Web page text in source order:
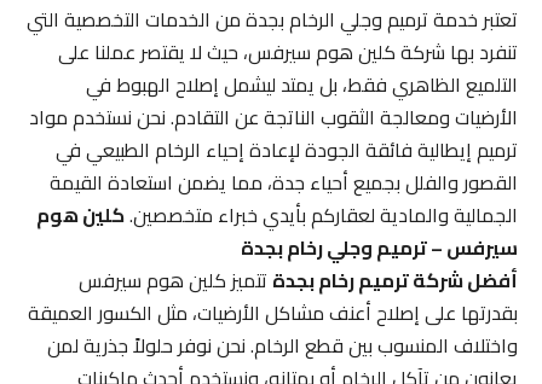
تعتبر خدمة ترميم وجلي الرخام بجدة من الخدمات التخصصية التي
تنفرد بها شركة كلين هوم سيرفس، حيث لا يقتصر عملنا على
التلميع الظاهري فقط، بل يمتد ليشمل إصلاح الهبوط في
الأرضيات ومعالجة الثقوب الناتجة عن التقادم. نحن نستخدم مواد
ترميم إيطالية فائقة الجودة لإعادة إحياء الرخام الطبيعي في
القصور والفلل بجميع أحياء جدة، مما يضمن استعادة القيمة
الجمالية والمادية لعقاركم بأيدي خبراء متخصصين.كلين هوم
سيرفس – ترميم وجلي رخام بجدة
أفضل شركة ترميم رخام بجدةتتميز كلين هوم سيرفس
بقدرتها على إصلاح أعنف مشاكل الأرضيات، مثل الكسور العميقة
واختلاف المنسوب بين قطع الرخام. نحن نوفر حلولاً جذرية لمن